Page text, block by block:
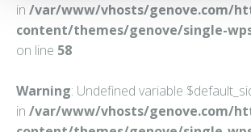
in /var/www/vhosts/genove.com/
content/themes/genove/single-
on line 58
Warning: Undefined variable
in /var/www/vhosts/genove.com/